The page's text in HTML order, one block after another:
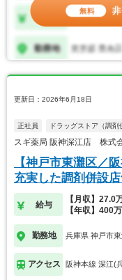
更新日：2026年6月18日
正社員 ドラッグストア（調剤
スギ薬局 阪神深江店 株式
【神戸市東灘区／
充実した調剤併設
給与
【月収】27.0
【年収】400
勤務地 兵庫県 神戸市東
アクセス 阪神本線 深江(